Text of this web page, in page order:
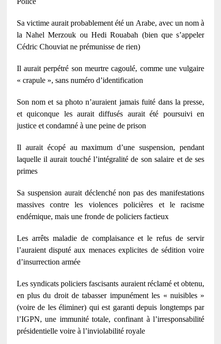
Sa victime aurait probablement été un Arabe, avec un nom à
la Nahel Merzouk ou Hedi Rouabah (bien que s’appeler
Cédric Chouviat ne prémunisse de rien)
Il aurait perpétré son meurtre cagoulé, comme une vulgaire
« crapule », sans numéro d’identification
Son nom et sa photo n’auraient jamais fuité dans la presse,
et quiconque les aurait diffusés aurait été poursuivi en
justice et condamné à une peine de prison
Il aurait écopé au maximum d’une suspension, pendant
laquelle il aurait touché l’intégralité de son salaire et de ses
primes
Sa suspension aurait déclenché non pas des manifestations
massives contre les violences policières et le racisme
endémique, mais une fronde de policiers factieux
Les arrêts maladie de complaisance et le refus de servir
l’auraient disputé aux menaces explicites de sédition voire
d’insurrection armée
Les syndicats policiers fascisants auraient réclamé et obtenu,
en plus du droit de tabasser impunément les « nuisibles »
(voire de les éliminer) qui est garanti depuis longtemps par
l’IGPN, une immunité totale, confinant à l’irresponsabilité
présidentielle voire à l’inviolabilité royale